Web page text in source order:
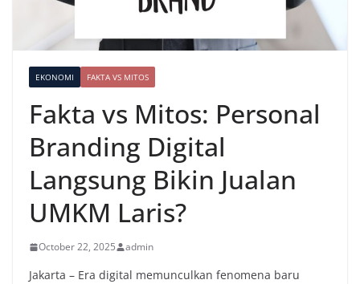
EKONOMI FAKTA VS MITOS
Fakta vs Mitos: Personal
Branding Digital
Langsung Bikin Jualan
UMKM Laris?
October 22, 2025 admin
Jakarta – Era digital memunculkan fenomena baru